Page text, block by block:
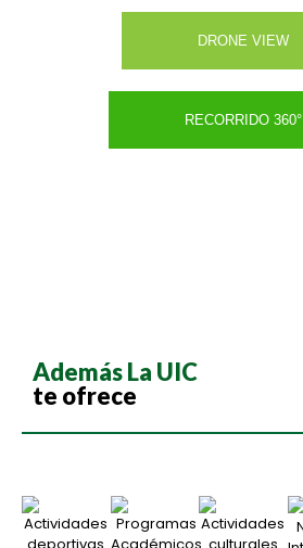
DRONE VIEW
RECORRIDO 360°
Además La UIC
te ofrece